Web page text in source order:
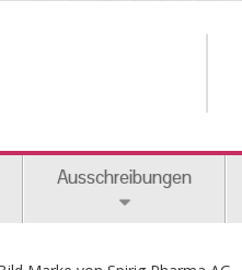
Ausschreibungen